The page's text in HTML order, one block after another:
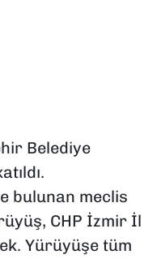
Belediye
bulunan meclis
CHP İzmir İl
Yürüyüşe tüm